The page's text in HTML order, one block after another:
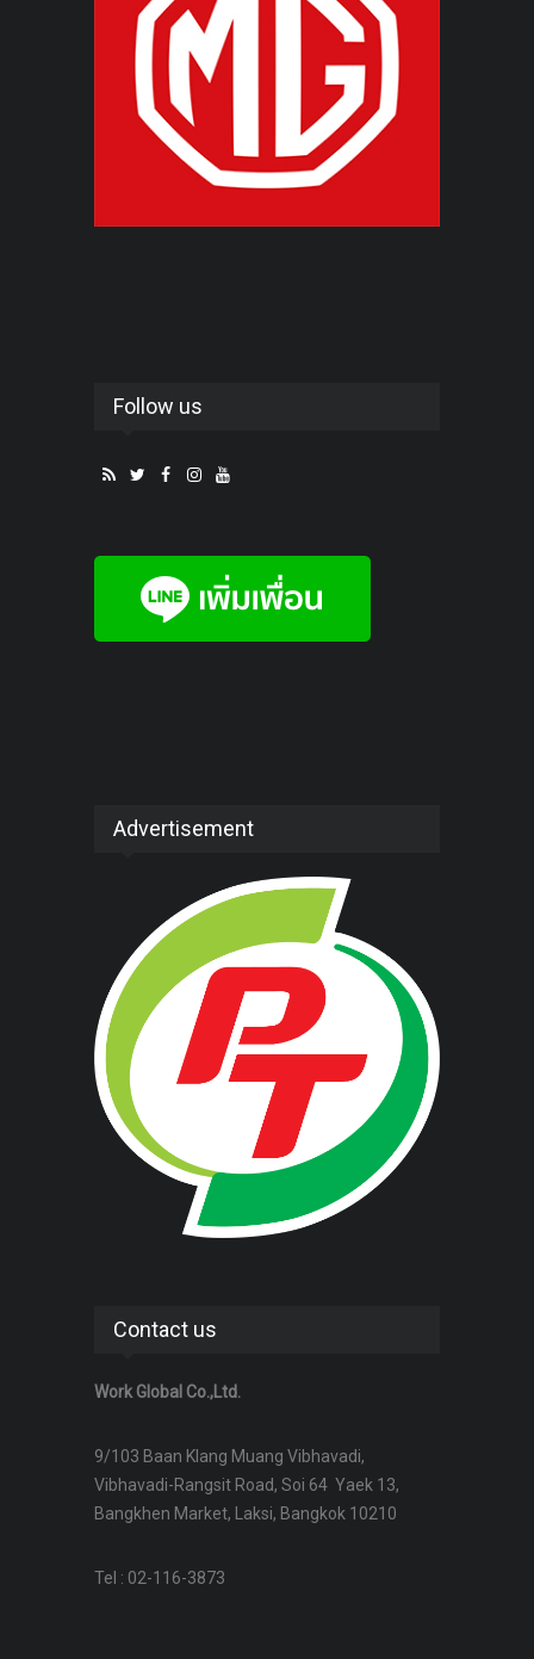
Follow us
Advertisement
Contact us
Work Global Co.,Ltd.
9/103 Baan Klang Muang Vibhavadi,
Vibhavadi-Rangsit Road, Soi 64 Yaek 13,
Bangkhen Market, Laksi, Bangkok 10210
Tel : 02-116-3873